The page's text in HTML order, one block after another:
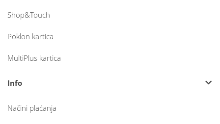
Shop&Touch
Poklon kartica
MultiPlus kartica
Info
Načini plaćanja